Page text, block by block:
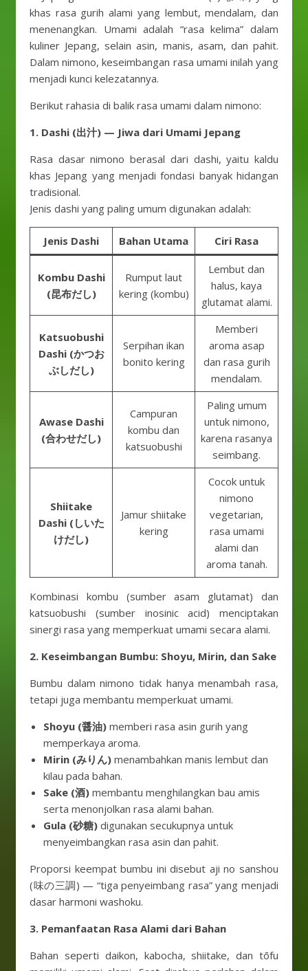
khas rasa gurih alami yang lembut, mendalam, dan
menenangkan. Umami adalah “rasa kelima” dalam
kuliner Jepang, selain asin, manis, asam, dan pahit.
Dalam nimono, keseimbangan rasa umami inilah yang
menjadi kunci kelezatannya.
Berikut rahasia di balik rasa umami dalam nimono:
1. Dashi (出汁) — Jiwa dari Umami Jepang
Rasa dasar nimono berasal dari dashi, yaitu kaldu
khas Jepang yang menjadi fondasi banyak hidangan
tradisional.
Jenis dashi yang paling umum digunakan adalah:
Jenis Dashi Bahan Utama Ciri Rasa
Kombu Dashi
(昆布だし)
Rumput laut
kering (kombu)
Lembut dan
halus, kaya
glutamat alami.
Katsuobushi
Dashi (かつお
ぶしだし)
Serpihan ikan
bonito kering
Memberi
aroma asap
dan rasa gurih
mendalam.
Awase Dashi
(合わせだし)
Campuran
kombu dan
katsuobushi
Paling umum
untuk nimono,
karena rasanya
seimbang.
Shiitake
Dashi (しいた
けだし)
Jamur shiitake
kering
Cocok untuk
nimono
vegetarian,
rasa umami
alami dan
aroma tanah.
Kombinasi kombu (sumber asam glutamat) dan
katsuobushi (sumber inosinic acid) menciptakan
sinergi rasa yang memperkuat umami secara alami.
2. Keseimbangan Bumbu: Shoyu, Mirin, dan Sake
Bumbu dalam nimono tidak hanya menambah rasa,
tetapi juga membantu memperkuat umami.
Shoyu (醤油) memberi rasa asin gurih yang
memperkaya aroma.
Mirin (みりん) menambahkan manis lembut dan
kilau pada bahan.
Sake (酒) membantu menghilangkan bau amis
serta menonjolkan rasa alami bahan.
Gula (砂糖) digunakan secukupnya untuk
menyeimbangkan rasa asin dan pahit.
Proporsi keempat bumbu ini disebut aji no sanshou
(味の三調) — “tiga penyeimbang rasa” yang menjadi
dasar harmoni washoku.
3. Pemanfaatan Rasa Alami dari Bahan
Bahan seperti daikon, kabocha, shiitake, dan tōfu